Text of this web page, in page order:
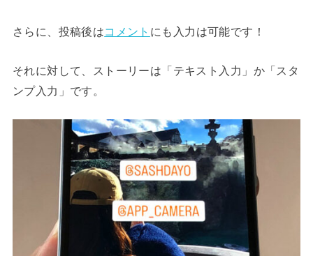
さらに、投稿後はコメント にも入力は可能です！
それに対して、ストーリーは「テキスト入力」か「スタ
ンプ入力」です。